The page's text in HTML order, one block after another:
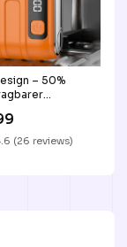
– 50%
kompakt,
& vielseitig –
(26 reviews)